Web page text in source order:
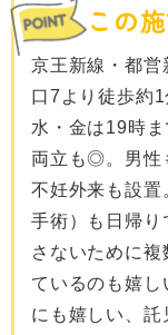
この
京王新線・都営
口7より徒歩約
水・金は19時
両立も◎。男性
不妊外来も設置
手術）も日帰り
さないために
ているのも嬉
にも嬉しい、